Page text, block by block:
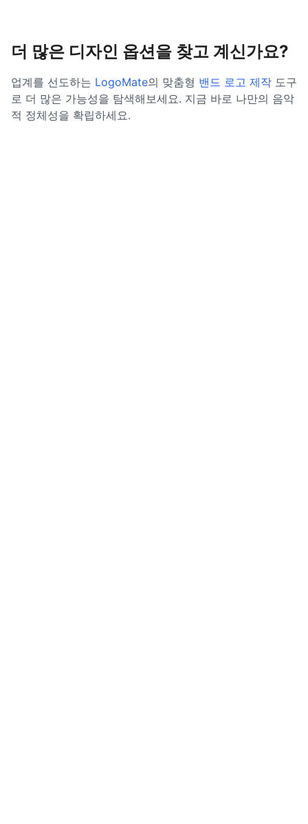
더 많은 디자인 옵션을 찾고 계신가요?
업계를 선도하는 LogoMate의 맞춤형 밴드 로고 제작 도구
로 더 많은 가능성을 탐색해보세요. 지금 바로 나만의 음악
적 정체성을 확립하세요.